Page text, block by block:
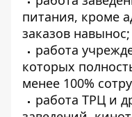
питания, кроме
заказов навынос;
работа
которых
менее 100%
работа ТРЦ и